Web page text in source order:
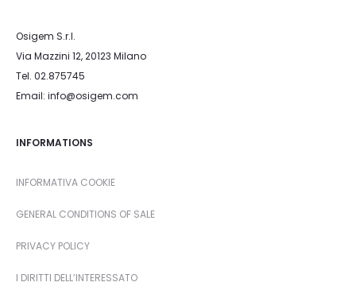
Osigem S.r.l.
Via Mazzini 12, 20123 Milano
Tel. 02.875745
Email: info@osigem.com
INFORMATIONS
INFORMATIVA COOKIE
GENERAL CONDITIONS OF SALE
PRIVACY POLICY
I DIRITTI DELL’INTERESSATO